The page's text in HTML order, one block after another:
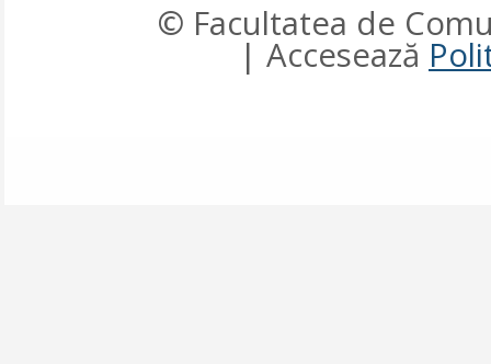
© Facultatea de
| Accesează